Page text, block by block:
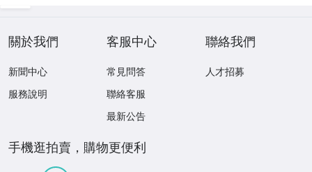
關於我們
新聞中心
服務說明
客服中心
常見問答
聯絡客服
最新公告
聯絡我們
人才招募
手機逛拍賣，購物更便利